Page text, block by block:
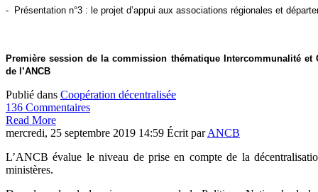
- Présentation n°3 : le projet d’appui aux associations régionales et
Première session de la commission thématique Intercommunalité et
de l’ANCB
Publié dans Coopération décentralisée
136 Commentaires
Read More
mercredi, 25 septembre 2019 14:59 Écrit parANCB
L’ANCB évalue le niveau de prise en compte de la
ministères.